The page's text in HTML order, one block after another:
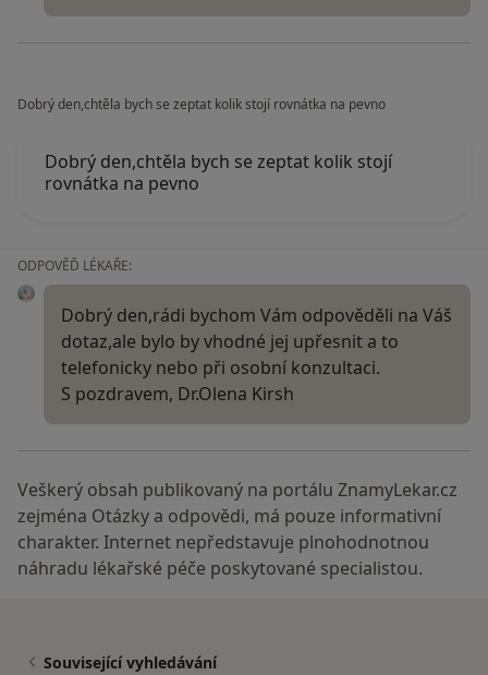
Dobrý den,chtěla bych se zeptat kolik stojí rovnátka na pevno
Dobrý den,chtěla bych se zeptat kolik stojí
rovnátka na pevno
ODPOVĚĎ LÉKAŘE:
Dobrý den,rádi bychom Vám odpověděli na Váš
dotaz,ale bylo by vhodné jej upřesnit a to
telefonicky nebo při osobní konzultaci.
S pozdravem, Dr.Olena Kirsh
Veškerý obsah publikovaný na portálu ZnamyLekar.cz
zejména Otázky a odpovědi, má pouze informativní
charakter. Internet nepředstavuje plnohodnotnou
náhradu lékařské péče poskytované specialistou.
Související vyhledávání